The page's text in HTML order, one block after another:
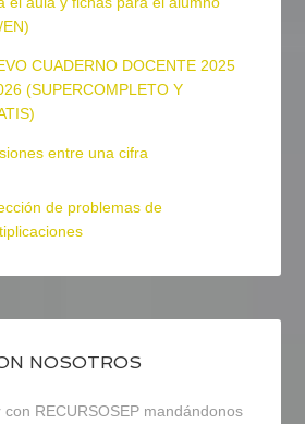
CUADERNO DOCENTE 2025
(SUPERCOMPLETO Y
entre una cifra
de problemas de
NOSOTROS
RECURSOSEP mandándonos